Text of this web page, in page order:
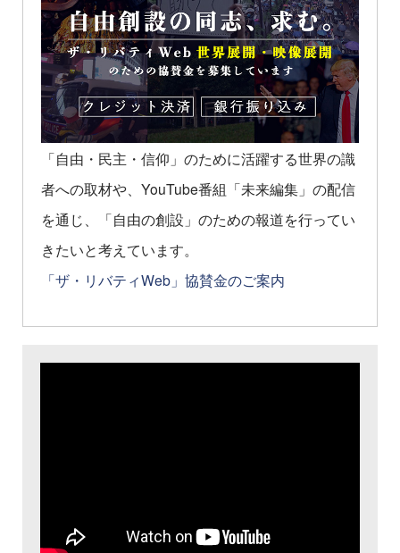
「自由・民主・信仰」のために活躍する世界の識
者への取材や、YouTube番組「未来編集」の配信
を通じ、「自由の創設」のための報道を行ってい
きたいと考えています。
「ザ・リバティWeb」協賛金のご案内